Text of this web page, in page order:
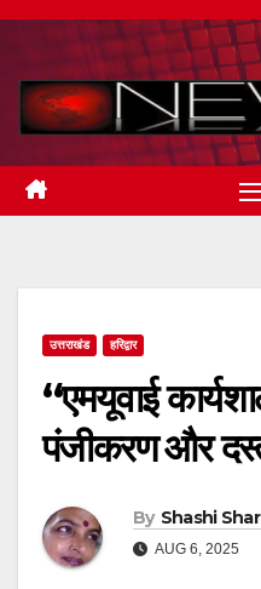
Skip
content
उत्तराखंड हरिद्वार
“एमयूवाई
पंजीकरण और
By Shashi
AUG 6, 2025